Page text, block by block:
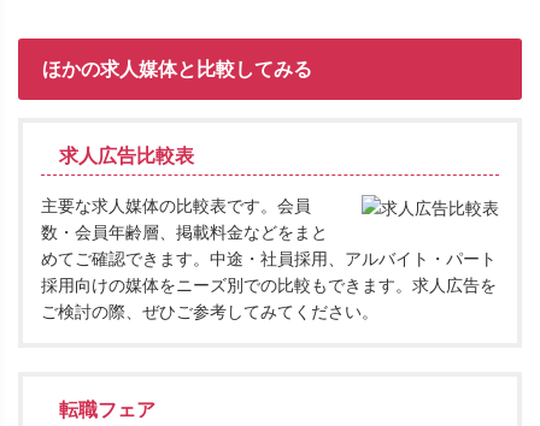
ほかの求人媒体と比較してみる
求人広告比較表
主要な求人媒体の比較表です。会員
数・会員年齢層、掲載料金などをまと
めてご確認できます。中途・社員採用、アルバイト・パート
採用向けの媒体をニーズ別での比較もできます。求人広告を
ご検討の際、ぜひご参考してみてください。
転職フェア